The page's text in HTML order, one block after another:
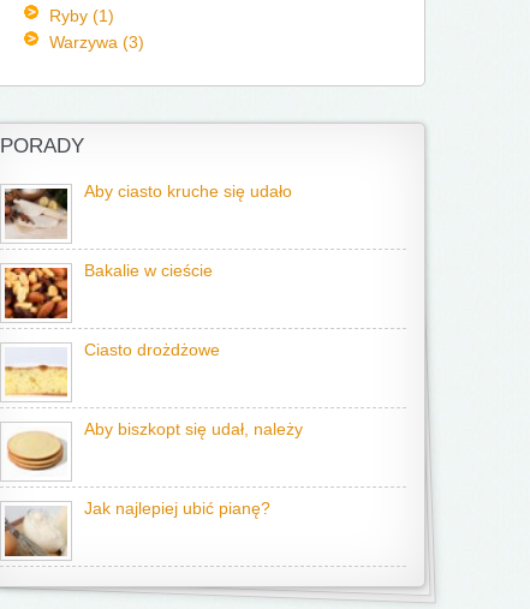
Ryby (1)
Warzywa (3)
PORADY
Aby ciasto kruche się udało
Bakalie w cieście
Ciasto drożdżowe
Aby biszkopt się udał, należy
Jak najlepiej ubić pianę?